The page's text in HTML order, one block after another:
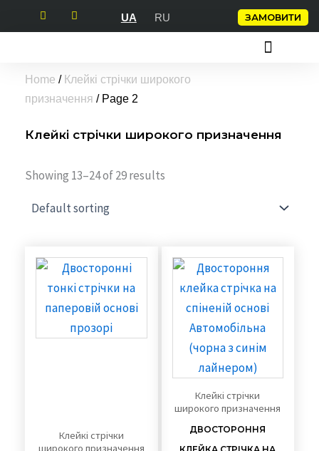
Перейти
до
UA RU ЗАМОВИТИ
Home / Клейкі стрічки широкого
призначення / Page 2
Клейкі стрічки широкого призначення
Showing 13–24 of 29 results
Клейкі стрічки
широкого призначення
Клейкі стрічки
широкого призначення
ДВОСТОРОННЯ